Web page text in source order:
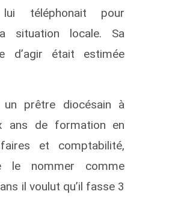
lui téléphonait pour
situation locale. Sa
d’agir était estimée
un prêtre diocésain à
ans de formation en
et comptabilité,
le nommer comme
il voulut qu’il fasse 3